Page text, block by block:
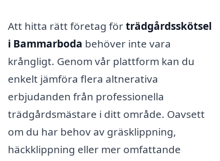
Att hitta rätt företag förträdgårdsskötsel
i Bammarboda behöver inte vara
krångligt. Genom vår plattform kan du
enkelt jämföra flera altnerativa
erbjudanden från professionella
trädgårdsmästare i ditt område. Oavsett
om du har behov av gräsklippning,
häckklippning eller mer omfattande